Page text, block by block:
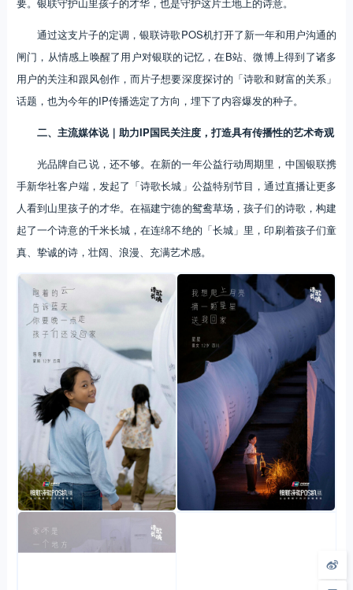
通过这支片子的定调，银联诗歌POS机打开了新一年和用户沟通的
闸门，从情感上唤醒了用户对银联的记忆，在B站、微博上得到了诸多
用户的关注和跟风创作，而片子想要深度探讨的「诗歌和财富的关系」
话题，也为今年的IP传播选定了方向，埋下了内容爆发的种子。
二、主流媒体说｜助力IP国民关注度，打造具有传播性的艺术奇观
光品牌自己说，还不够。在新的一年公益行动周期里，中国银联携
手新华社客户端，发起了「诗歌长城」公益特别节目，通过直播让更多
人看到山里孩子的才华。在福建宁德的鸳鸯草场，孩子们的诗歌，构建
起了一个诗意的千米长城，在连绵不绝的「长城」里，印刷着孩子们童
真、挚诚的诗，壮阔、浪漫、充满艺术感。